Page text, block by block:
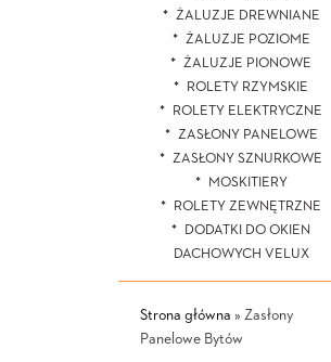
ŻALUZJE DREWNIANE
ŻALUZJE POZIOME
ŻALUZJE PIONOWE
ROLETY RZYMSKIE
ROLETY ELEKTRYCZNE
ZASŁONY PANELOWE
ZASŁONY SZNURKOWE
MOSKITIERY
ROLETY ZEWNĘTRZNE
DODATKI DO OKIEN
DACHOWYCH VELUX
Strona główna » Zasłony
Panelowe Bytów